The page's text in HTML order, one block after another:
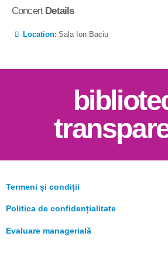
Concert Details
Location: Sala Ion Baciu
Termeni și condiții
Politica de confidențialitate
Evaluare managerială